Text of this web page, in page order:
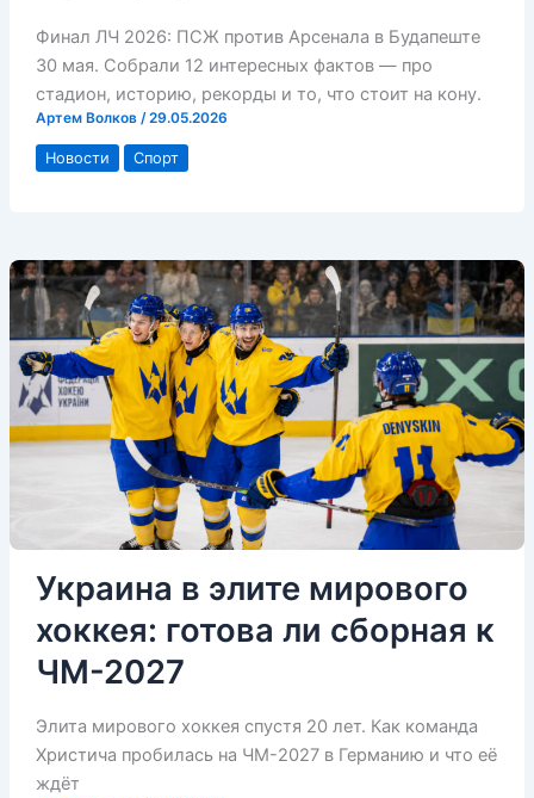
Финал ЛЧ 2026: ПСЖ против Арсенала в Будапеште
30 мая. Собрали 12 интересных фактов — про
стадион, историю, рекорды и то, что стоит на кону.
Артем Волков /29.05.2026
Новости Спорт
Украина в элите мирового
хоккея: готова ли сборная к
ЧМ-2027
Элита мирового хоккея спустя 20 лет. Как команда
Христича пробилась на ЧМ-2027 в Германию и что её
ждёт